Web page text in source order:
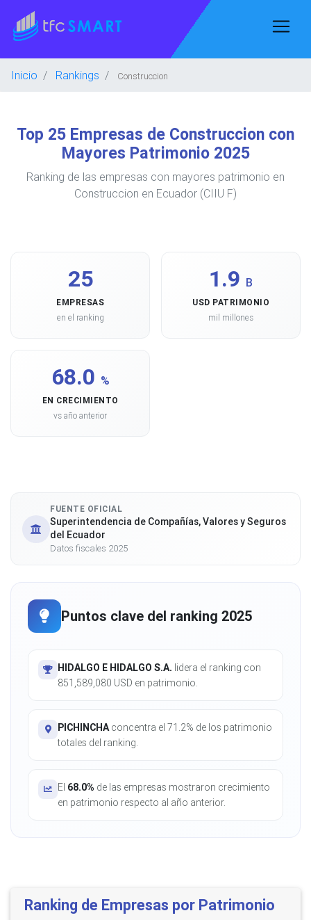
Inicio Rankings Construccion
Top 25 Empresas de Construccion con
Mayores Patrimonio 2025
Ranking de las empresas con mayores patrimonio en
Construccion en Ecuador (CIIU F)
25
EMPRESAS
en el ranking
1.9 B
USD PATRIMONIO
mil millones
68.0 %
EN CRECIMIENTO
vs año anterior
FUENTE OFICIAL
Superintendencia de Compañías, Valores y Seguros
del Ecuador
Datos fiscales 2025
Puntos clave del ranking 2025
HIDALGO E HIDALGO S.A. lidera el ranking con
851,589,080 USD en patrimonio.
PICHINCHAconcentra el 71.2% de los patrimonio
totales del ranking.
El 68.0% de las empresas mostraron crecimiento
en patrimonio respecto al año anterior.
Ranking de Empresas por Patrimonio